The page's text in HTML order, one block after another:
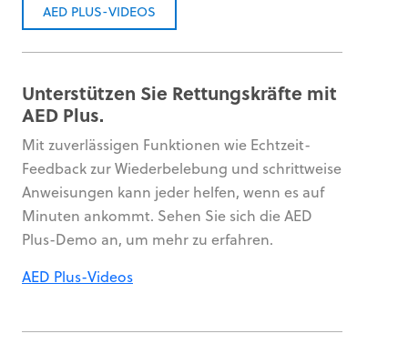
AED PLUS-VIDEOS
Unterstützen Sie Rettungskräfte mit
AED Plus.
Mit zuverlässigen Funktionen wie Echtzeit-
Feedback zur Wiederbelebung und schrittweise
Anweisungen kann jeder helfen, wenn es auf
Minuten ankommt. Sehen Sie sich die AED
Plus-Demo an, um mehr zu erfahren.
AED Plus-Videos